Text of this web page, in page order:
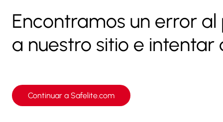
Encontramos un error
a nuestro sitio e
Continuar a Safelite.com